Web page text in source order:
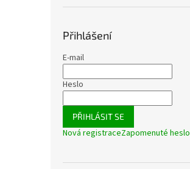
Přihlášení
E-mail
Heslo
PŘIHLÁSIT SE
Nová registraceZapomenuté heslo